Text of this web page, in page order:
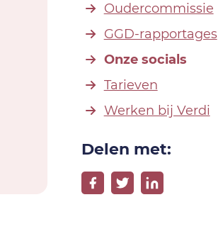
Oudercommissie
GGD-rapportages
Onze socials
Tarieven
Werken bij Verdi
Delen met: